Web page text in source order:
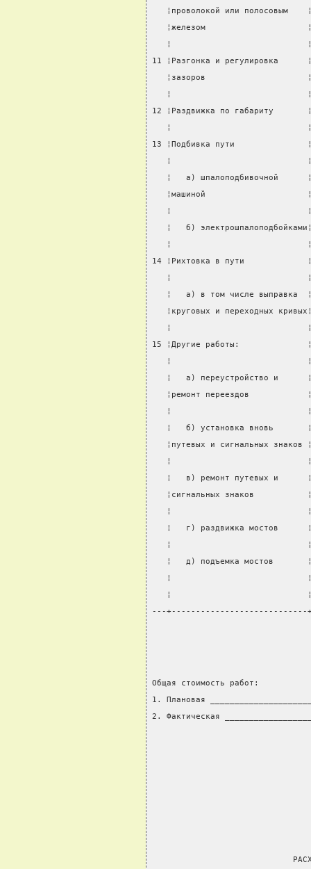
¦проволокой или полосовым
¦железом
¦
11 ¦Разгонка и
¦зазоров
¦
12 ¦Раздвижка по
¦
13 ¦Подбивка пути
¦
¦   а) шпалоподбивочной
¦машиной
¦
¦   б)
¦
14 ¦Рихтовка в пути
¦
¦   а) в том числе выправка
¦круговых и переходных
¦
15 ¦Другие работы:
¦
¦   а) переустройство и
¦ремонт переездов
¦
¦   б) установка вновь
¦путевых и сигнальных знаков
¦
¦   в) ремонт путевых и
¦сигнальных знаков
¦
¦   г) раздвижка мостов
¦
¦   д) подъемка мостов
¦
¦
---+----------------------------
Общая стоимость работ:
1. Плановая
2. Фактическая